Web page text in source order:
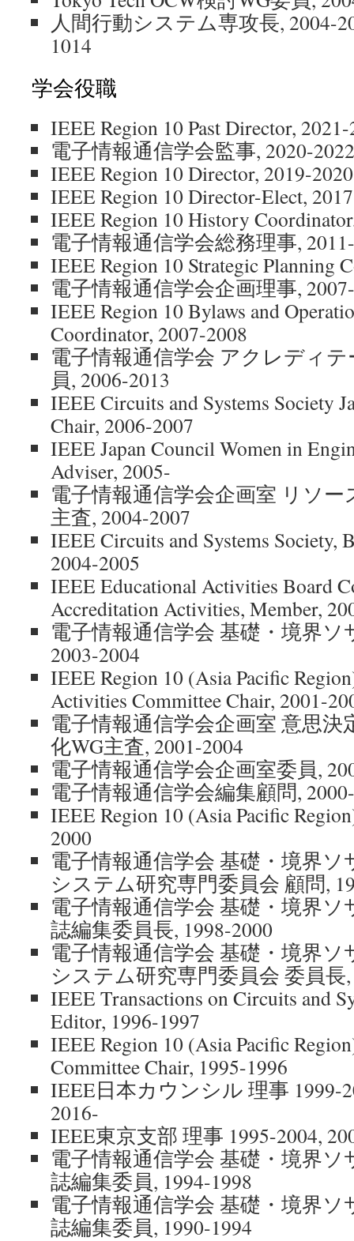
人間行動システム専攻長, 2004-
1014
学会役職
IEEE Region 10 Past Director,
電子情報通信学会監事, 2020-2022
IEEE Region 10 Director, 2019-2020
IEEE Region 10 Director-Elect,
IEEE Region 10 History
電子情報通信学会総務理事,
IEEE Region 10 Strategic Planning
電子情報通信学会企画理事,
IEEE Region 10 Bylaws and
Coordinator, 2007-2008
電子情報通信学会 アクレディ
員, 2006-2013
IEEE Circuits and Systems Society
Chair, 2006-2007
IEEE Japan Council Women in
Adviser, 2005-
電子情報通信学会企画室 リソ
主査, 2004-2007
IEEE Circuits and Systems Society,
2004-2005
IEEE Educational Activities Board
Accreditation Activities, Member,
電子情報通信学会 基礎・境界
2003-2004
IEEE Region 10 (Asia Pacific
Activities Committee Chair, 2001-
電子情報通信学会企画室 意思
化WG主査, 2001-2004
電子情報通信学会企画室委員,
電子情報通信学会編集顧問,
IEEE Region 10 (Asia Pacific
2000
電子情報通信学会 基礎・境界
システム研究専門委員会 顧問,
電子情報通信学会 基礎・境界
誌編集委員長, 1998-2000
電子情報通信学会 基礎・境界
システム研究専門委員会 委員長,
IEEE Transactions on Circuits and
Editor, 1996-1997
IEEE Region 10 (Asia Pacific
Committee Chair, 1995-1996
IEEE日本カウンシル 理事 1999-
2016-
IEEE東京支部 理事 1995-2004,
電子情報通信学会 基礎・境界
誌編集委員, 1994-1998
電子情報通信学会 基礎・境界
誌編集委員, 1990-1994